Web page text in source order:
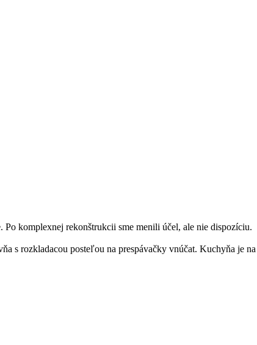
komplexnej rekonštrukcii sme menili účel, ale nie dispozíciu.
s rozkladacou posteľou na prespávačky vnúčat. Kuchyňa je